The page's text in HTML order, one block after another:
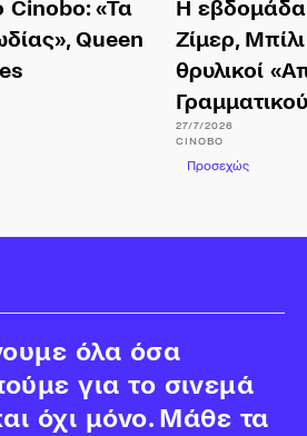
Cinobo: «Τα
Queen
Η
Ζίμερ, Μπίλι
θρυλικοί
Γραμματικού
27/7/2026
CINOBO
Προσεχώς
όλα όσα
για το σινεμά
όχι μόνο. Μάθε τα